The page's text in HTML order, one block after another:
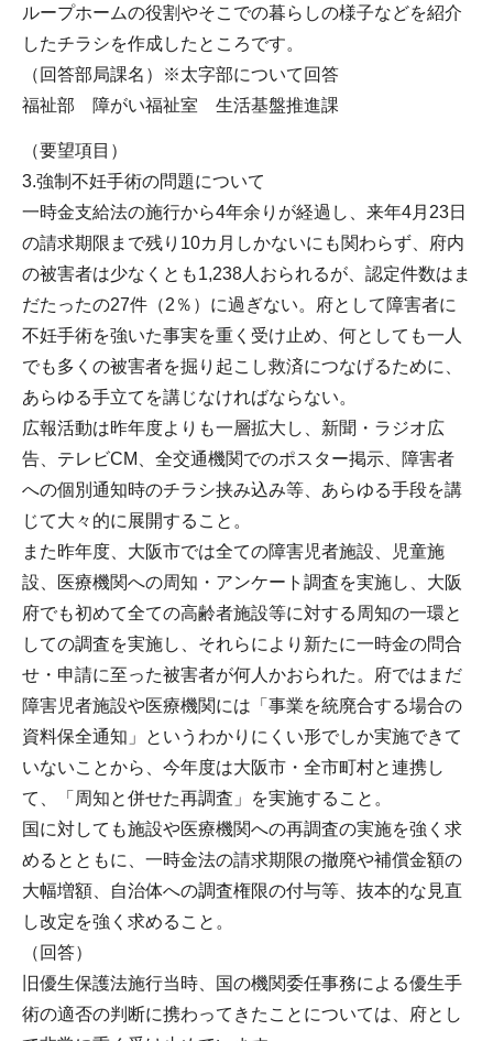
ループホームの役割やそこでの暮らしの様子などを紹介
したチラシを作成したところです。
（回答部局課名）※太字部について回答
福祉部 障がい福祉室 生活基盤推進課
（要望項目）
3.強制不妊手術の問題について
一時金支給法の施行から4年余りが経過し、来年4月23日
の請求期限まで残り10カ月しかないにも関わらず、府内
の被害者は少なくとも1,238人おられるが、認定件数はま
だたったの27件（2％）に過ぎない。府として障害者に
不妊手術を強いた事実を重く受け止め、何としても一人
でも多くの被害者を掘り起こし救済につなげるために、
あらゆる手立てを講じなければならない。
広報活動は昨年度よりも一層拡大し、新聞・ラジオ広
告、テレビCM、全交通機関でのポスター掲示、障害者
への個別通知時のチラシ挟み込み等、あらゆる手段を講
じて大々的に展開すること。
また昨年度、大阪市では全ての障害児者施設、児童施
設、医療機関への周知・アンケート調査を実施し、大阪
府でも初めて全ての高齢者施設等に対する周知の一環と
しての調査を実施し、それらにより新たに一時金の問合
せ・申請に至った被害者が何人かおられた。府ではまだ
障害児者施設や医療機関には「事業を統廃合する場合の
資料保全通知」というわかりにくい形でしか実施できて
いないことから、今年度は大阪市・全市町村と連携し
て、「周知と併せた再調査」を実施すること。
国に対しても施設や医療機関への再調査の実施を強く求
めるとともに、一時金法の請求期限の撤廃や補償金額の
大幅増額、自治体への調査権限の付与等、抜本的な見直
し改定を強く求めること。
（回答）
旧優生保護法施行当時、国の機関委任事務による優生手
術の適否の判断に携わってきたことについては、府とし